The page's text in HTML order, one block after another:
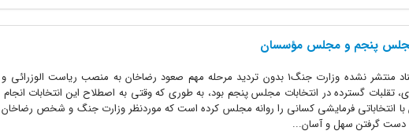
مجلس پنجم و مجلس مؤسسان
بر اساس اسناد منتشر نشده وزارت جنگ۱ بدون تردید مرحله مهم صعود رضاخان به منصب ریاست
تقلبات گسترده در انتخابات مجلس پنجم بود، به طوری که وقتی به اصطلاح این انتخابات
دست گرفتن سهل و آسان...